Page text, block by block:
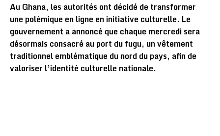
Au Ghana, les autorités ont décidé de transformer
une polémique en ligne en initiative culturelle. Le
gouvernement a annoncé que chaque mercredi sera
désormais consacré au port du fugu, un vêtement
traditionnel emblématique du nord du pays, afin de
valoriser l’identité culturelle nationale.